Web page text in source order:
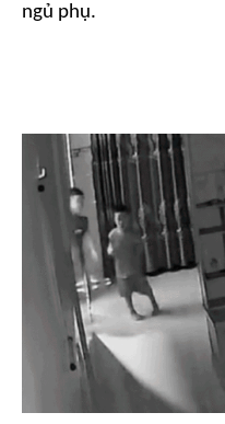
ngủ phụ.